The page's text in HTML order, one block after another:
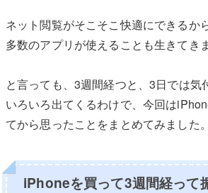
ネット閲覧がそこそこ快適にできるか
多数のアプリが使えることも生きてきま
と言っても、3週間経つと、3日では気
いろいろ出てくるわけで、今回は
てから思ったことをまとめてみました。
iPhoneを買って3週間経って